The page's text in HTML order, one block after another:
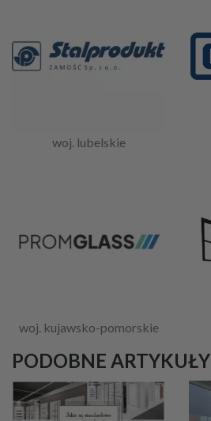
woj. lubelskie
woj. kujawsko-pomorskie
PODOBNE ARTYKUŁY